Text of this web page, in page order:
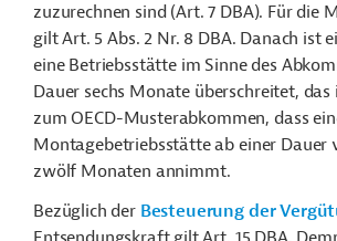
zuzurechnen sind (Art. 7 DBA). Für die
gilt Art. 5 Abs. 2 Nr. 8 DBA. Danach ist
eine Betriebsstätte im Sinne des
Dauer sechs Monate überschreitet, das
zum OECD-Musterabkommen, dass
Montagebetriebsstätte ab einer Dauer
zwölf Monaten annimmt.
Bezüglich der Besteuerung der